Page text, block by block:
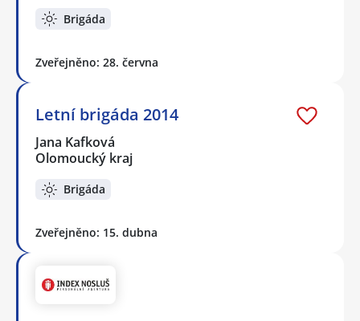
Brigáda
Zveřejněno: 28. června
Letní brigáda 2014
Jana Kafková
Olomoucký kraj
Brigáda
Zveřejněno: 15. dubna